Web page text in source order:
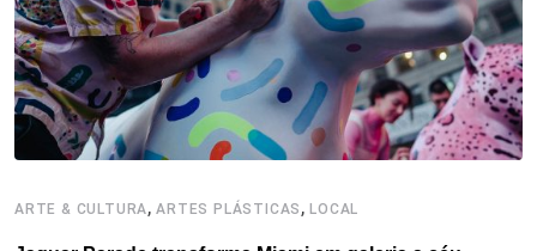
ARTE & CULTURA,ARTES PLÁSTICAS ,LOCAL